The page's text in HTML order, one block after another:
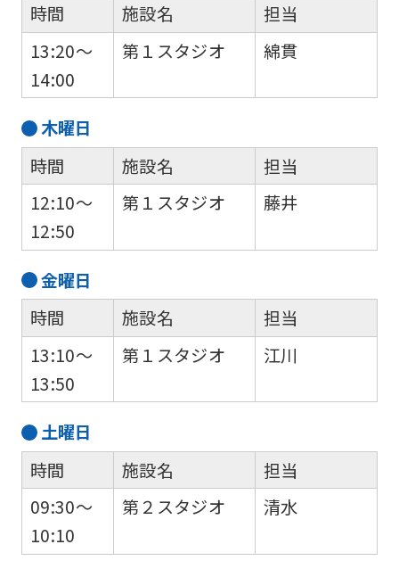
時間
13:20～
14:00
施設名
第１スタジオ
担当
綿貫
木曜日
時間
12:10～
12:50
施設名
第１スタジオ
担当
藤井
金曜日
時間
13:10～
13:50
施設名
第１スタジオ
担当
江川
土曜日
時間
09:30～
10:10
施設名
第２スタジオ
担当
清水
foreigners
Central
Sports
website
is
automatically